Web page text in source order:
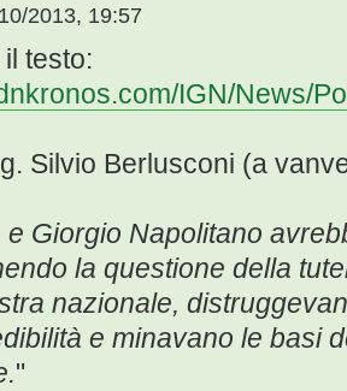
2013, 19:57
testo:
IGN/News/
Silvio Berlusconi (a
e Giorgio Napolitano
la questione della
nazionale,
e minavano le basi
"